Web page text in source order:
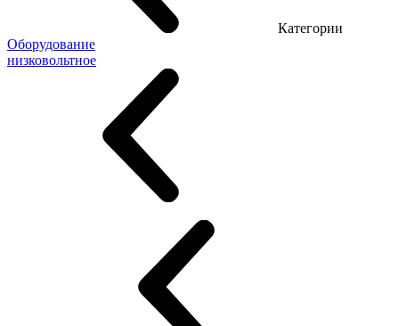
Категории
Оборудование
низковольтное